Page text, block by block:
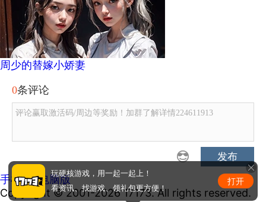
周少的替嫁小娇妻
0条评论
评论赢取激活码/周边等奖励！加群了解详情224611913
发布
手机版|电脑版
Copyright © 2001-2026 17173. All rights reserved.
玩硬核游戏，用一起一起上！
看资讯、找游戏、领礼包更方便！
打开